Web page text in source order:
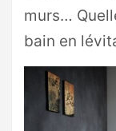
murs…
bain en